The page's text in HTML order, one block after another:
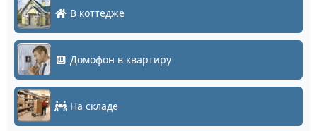
В коттедже
Домофон в квартиру
На складе